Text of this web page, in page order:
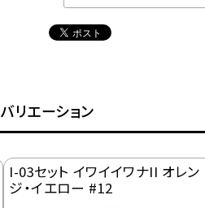
バリエーション
I-03セット イワイイワナII オレン
ジ・イエロー #12